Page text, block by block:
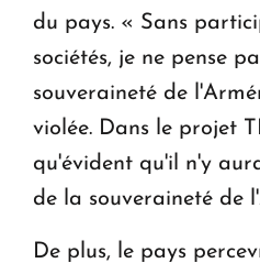
du pays. « Sans
sociétés, je ne pense
souveraineté de
violée. Dans le projet
qu'évident qu'il n'y
de la souveraineté de
De plus, le pays